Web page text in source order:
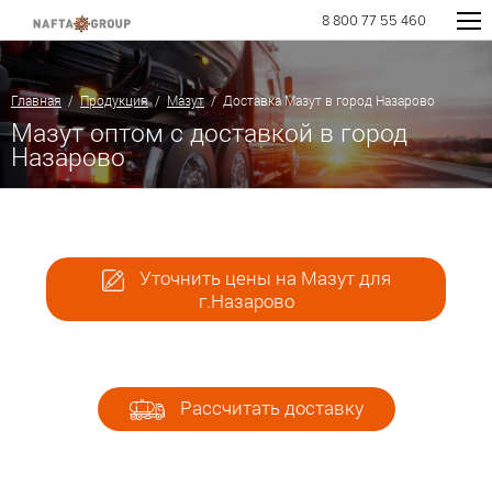
8 800 77 55 460
Главная /Продукция/ Мазут/ Доставка Мазут в город Назарово
Мазут оптом с доставкой в город
Назарово
Уточнить цены на Мазут для
г.Назарово
Рассчитать доставку